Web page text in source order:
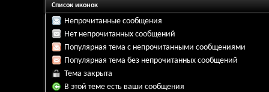
Список иконок
Непрочитанные сообщения
Нет непрочитанных сообщений
Популярная тема с непрочитанными сообщениями
Популярная тема без непрочитанных сообщений
Тема закрыта
В этой теме есть ваши сообщения